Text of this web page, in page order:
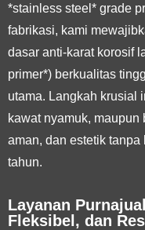
*stainless steel* grade
fabrikasi, kami
dasar anti-karat korosif
primer*) berkualitas
utama. Langkah krusial
kawat nyamuk,
aman, dan estetik
tahun.
Layanan
Fleksibel, dan